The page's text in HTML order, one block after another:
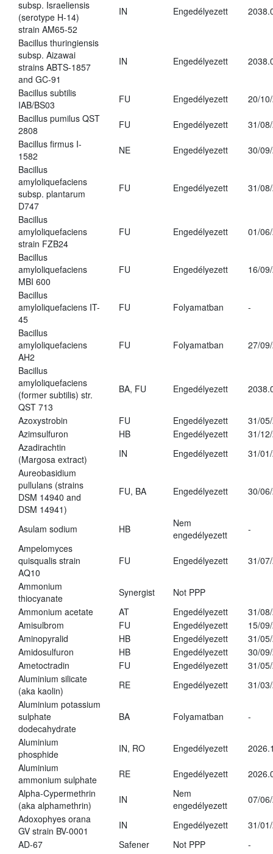
subsp. Israeliensis
(serotype H-14)
strain AM65-52
IN Engedélyezett
Bacillus thuringiensis
subsp. Aizawai
strains ABTS-1857
and GC-91
IN Engedélyezett
Bacillus subtilis
IAB/BS03
FU Engedélyezett
20/
Bacillus pumilus QST
2808
FU Engedélyezett
31/
Bacillus firmus I-
1582
NE Engedélyezett
30/
Bacillus
amyloliquefaciens
subsp. plantarum
D747
FU Engedélyezett 31/
Bacillus
amyloliquefaciens
strain FZB24
FU Engedélyezett 01/
Bacillus
amyloliquefaciens
MBI 600
FU Engedélyezett 16/
Bacillus
amyloliquefaciens IT-
45
FU Folyamatban -
Bacillus
amyloliquefaciens
AH2
FU Folyamatban 27/
Bacillus
amyloliquefaciens
(former subtilis) str.
QST 713
BA, FU Engedélyezett
Azoxystrobin FU Engedélyezett
31/
Azimsulfuron
HB Engedélyezett
31/
Azadirachtin
(Margosa extract)
IN Engedélyezett
31/
Aureobasidium
pullulans (strains
DSM 14940 and
DSM 14941)
FU, BA Engedélyezett 30/
Asulam sodium HB
Nem
engedélyezett
-
Ampelomyces
quisqualis strain
AQ10
FU Engedélyezett 31/
Ammonium
thiocyanate
Synergist
Not PPP
Ammonium acetate
AT Engedélyezett
31/
Amisulbrom
FU Engedélyezett
15/
Aminopyralid
HB Engedélyezett
31/
Amidosulfuron
HB Engedélyezett
30/
Ametoctradin
FU Engedélyezett
31/
Aluminium silicate
(aka kaolin)
RE Engedélyezett
31/
Aluminium potassium
sulphate
dodecahydrate
BA Folyamatban -
Aluminium
phosphide
IN, RO Engedélyezett
Aluminium
ammonium sulphate
RE Engedélyezett
Alpha-Cypermethrin
(aka alphamethrin)
IN
Nem
engedélyezett
07/
Adoxophyes orana
GV strain BV-0001
IN Engedélyezett
31/
AD-67
Safener Not PPP
-